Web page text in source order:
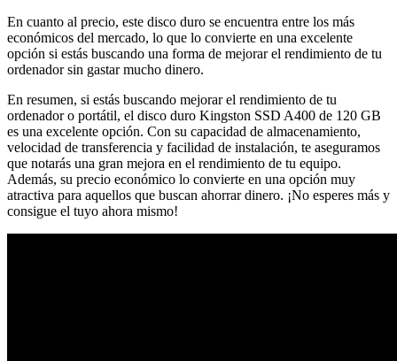
En cuanto al precio, este disco duro se encuentra entre los más
económicos del mercado, lo que lo convierte en una excelente
opción si estás buscando una forma de mejorar el rendimiento de tu
ordenador sin gastar mucho dinero.
En resumen, si estás buscando mejorar el rendimiento de tu
ordenador o portátil, el disco duro Kingston SSD A400 de 120 GB
es una excelente opción. Con su capacidad de almacenamiento,
velocidad de transferencia y facilidad de instalación, te aseguramos
que notarás una gran mejora en el rendimiento de tu equipo.
Además, su precio económico lo convierte en una opción muy
atractiva para aquellos que buscan ahorrar dinero. ¡No esperes más y
consigue el tuyo ahora mismo!